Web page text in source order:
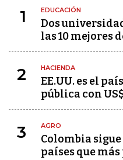
1 EDUCACIÓN
Dos
las 10 mejores
2 HACIENDA
EE.UU. es el
pública con
3 AGRO
Colombia
países que